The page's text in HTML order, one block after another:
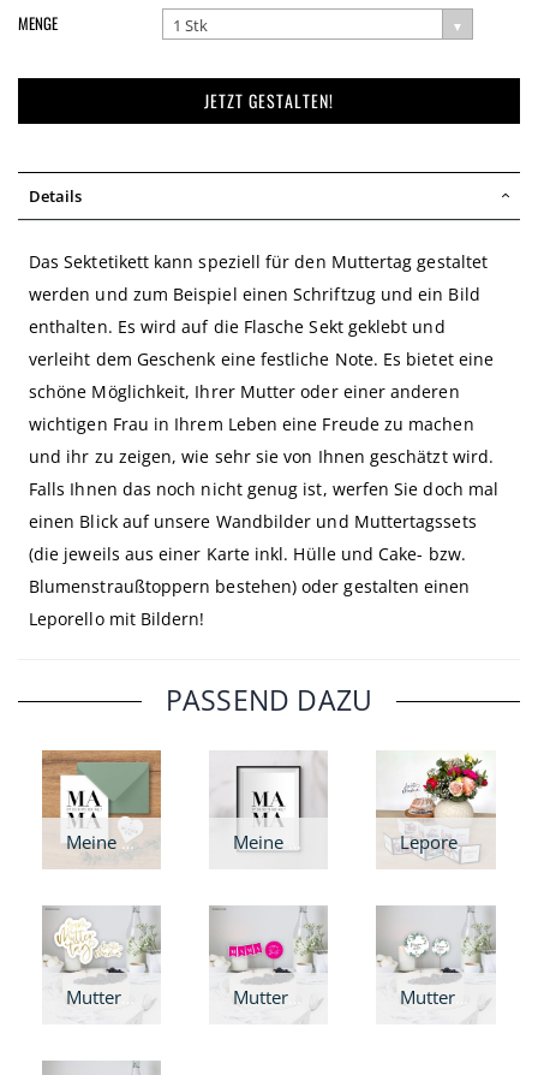
MENGE 1 Stk
JETZT GESTALTEN!
Details
Das Sektetikett kann speziell für den Muttertag gestaltet
werden und zum Beispiel einen Schriftzug und ein Bild
enthalten. Es wird auf die Flasche Sekt geklebt und
verleiht dem Geschenk eine festliche Note. Es bietet eine
schöne Möglichkeit, Ihrer Mutter oder einer anderen
wichtigen Frau in Ihrem Leben eine Freude zu machen
und ihr zu zeigen, wie sehr sie von Ihnen geschätzt wird.
Falls Ihnen das noch nicht genug ist, werfen Sie doch mal
einen Blick auf unsere Wandbilder und Muttertagssets
(die jeweils aus einer Karte inkl. Hülle und Cake- bzw.
Blumenstraußtoppern bestehen) oder gestalten einen
Leporello mit Bildern!
PASSEND DAZU
Meine Mama - Karte Meine Mama - Wandbild Leporello Muttertag